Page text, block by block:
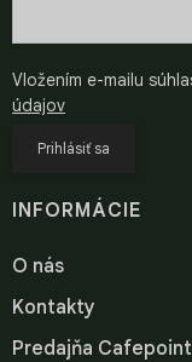
Vložením e-mailu
údajov
Prihlásiť sa
INFORMÁCIE
O nás
Kontakty
Predajňa